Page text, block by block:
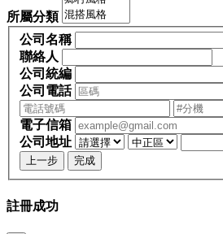
所屬分類
公司名稱
聯絡人
公司統編
公司電話
電子信箱
公司地址
上一步 完成
註冊成功